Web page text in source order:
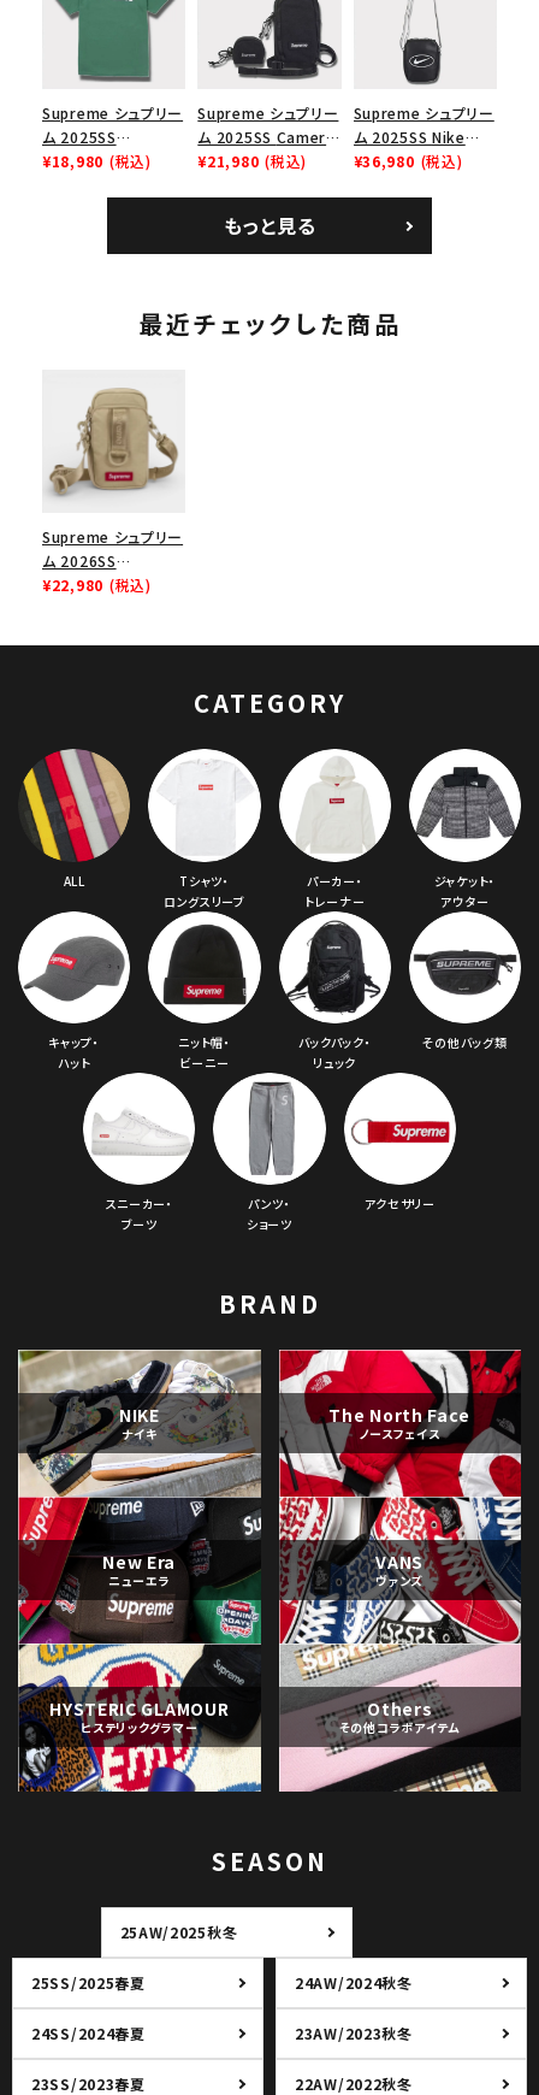
ューズ ホワイト
スロゴTシャツ ホワ
Supreme シュプリー
ム 2025SS
Homerun Tee ホー
¥18,980 (税込)
Supreme シュプリー
ム 2025SS Camera
Bag + Mini Pouch
¥21,980 (税込)
Supreme シュプリー
ム 2025SS Nike
Leather Shoulder
¥36,980 (税込)
もっと見る
最近チェックした商品
Supreme シュプリー
ム 2026SS
Shoulder Bag ショ
¥22,980 (税込)
CATEGORY
ALL
Tシャツ・
ロングスリーブ
パーカー・
トレーナー
ジャケット・
アウター
キャップ・
ハット
ニット帽・
ビーニー
バックパック・
リュック
その他バッグ類
スニーカー・
ブーツ
パンツ・
ショーツ
アクセサリー
BRAND
NIKE
ナイキ
The North Face
ノースフェイス
New Era
ニューエラ
VANS
ヴァンズ
HYSTERIC GLAMOUR
ヒステリックグラマー
Others
その他コラボアイテム
SEASON
25AW/2025秋冬
25SS/2025春夏 24AW/2024秋冬
24SS/2024春夏 23AW/2023秋冬
23SS/2023春夏 22AW/2022秋冬